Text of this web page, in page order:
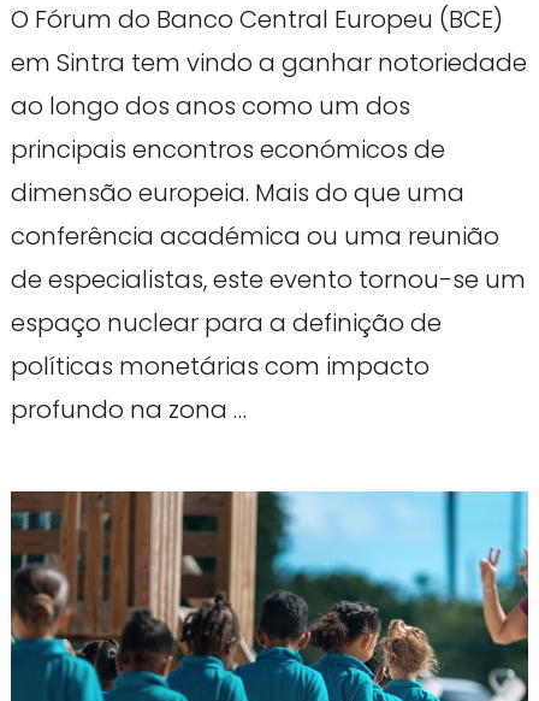
O Fórum do Banco Central Europeu (BCE)
em Sintra tem vindo a ganhar notoriedade
ao longo dos anos como um dos
principais encontros económicos de
dimensão europeia. Mais do que uma
conferência académica ou uma reunião
de especialistas, este evento tornou-se um
espaço nuclear para a definição de
políticas monetárias com impacto
profundo na zona …